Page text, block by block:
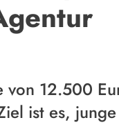
von 12.500
ist es,